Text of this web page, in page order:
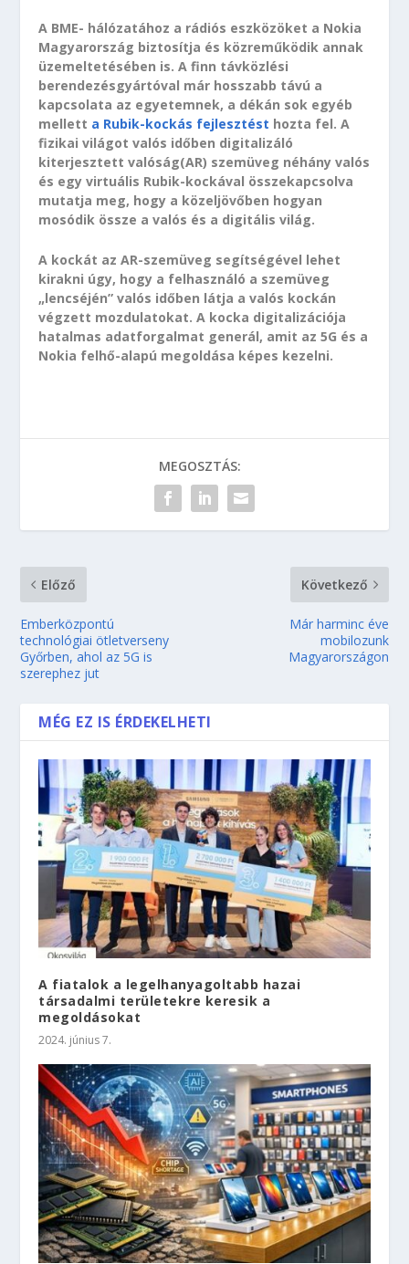
A BME- hálózatához a rádiós eszközöket a Nokia
Magyarország biztosítja és közreműködik annak
üzemeltetésében is. A finn távközlési
berendezésgyártóval már hosszabb távú a
kapcsolata az egyetemnek, a dékán sok egyéb
mellett a Rubik-kockás fejlesztést hozta fel. A
fizikai világot valós időben digitalizáló
kiterjesztett valóság(AR) szemüveg néhány valós
és egy virtuális Rubik-kockával összekapcsolva
mutatja meg, hogy a közeljövőben hogyan
mosódik össze a valós és a digitális világ.
A kockát az AR-szemüveg segítségével lehet
kirakni úgy, hogy a felhasználó a szemüveg
„lencséjén” valós időben látja a valós kockán
végzett mozdulatokat. A kocka digitalizációja
hatalmas adatforgalmat generál, amit az 5G és a
Nokia felhő-alapú megoldása képes kezelni.
MEGOSZTÁS:
Előző
Emberközpontú
technológiai ötletverseny
Győrben, ahol az 5G is
szerephez jut
Következő
Már harminc éve
mobilozunk
Magyarországon
MÉG EZ IS ÉRDEKELHETI
A fiatalok a legelhanyagoltabb hazai
társadalmi területekre keresik a
megoldásokat
2024. június 7.